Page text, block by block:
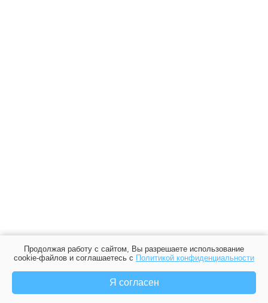
Продолжая работу с сайтом, Вы разрешаете использование
cookie-файлов и соглашаетесь с Политикой конфиденциальности
Я согласен